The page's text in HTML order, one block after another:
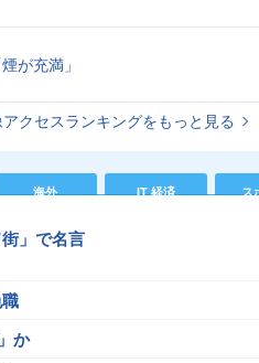
が充満」
クセスランキングをもっと見る
海外 IT 経済 ス
」で名言
か